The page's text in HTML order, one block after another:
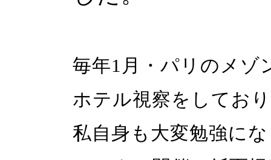
毎年1月・パリのメ
ホテル視察をしてお
私自身も大変勉強に